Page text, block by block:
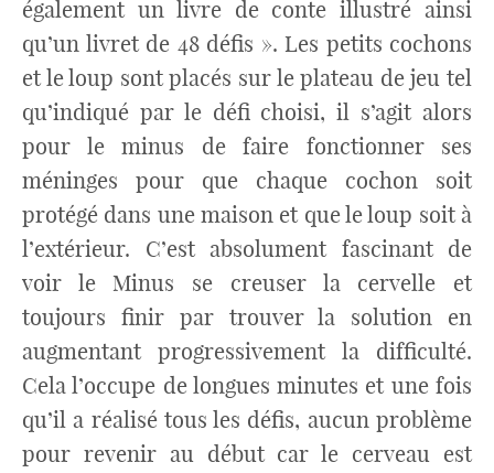
également un livre de conte illustré ainsi
qu’un livret de 48 défis ». Les petits cochons
et le loup sont placés sur le plateau de jeu tel
qu’indiqué par le défi choisi, il s’agit alors
pour le minus de faire fonctionner ses
méninges pour que chaque cochon soit
protégé dans une maison et que le loup soit à
l’extérieur. C’est absolument fascinant de
voir le Minus se creuser la cervelle et
toujours finir par trouver la solution en
augmentant progressivement la difficulté.
Cela l’occupe de longues minutes et une fois
qu’il a réalisé tous les défis, aucun problème
pour revenir au début car le cerveau est